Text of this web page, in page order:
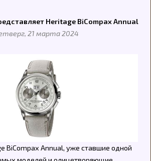
Heritage BiCompax Annual
21 марта 2024
BiCompax Annual, уже ставшие одной